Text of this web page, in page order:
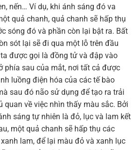
nến… Ví dụ, khi ánh sáng đó va
quả chanh, quả chanh sẽ hấp thụ
sóng đó và phần còn lại bật ra. Bất
sót lại sẽ đi qua một lỗ trên đầu
được gọi là đồng tử và đập vào
phía sau của mắt, nơi tất cả được
luồng điện hóa của các tế bào
sau đó não sử dụng để tạo ra trải
quan về việc nhìn thấy màu sắc. Bởi
sáng tự nhiên là đỏ, lục và lam kết
một quả chanh sẽ hấp thụ các
lam, để lại màu đỏ và xanh lục